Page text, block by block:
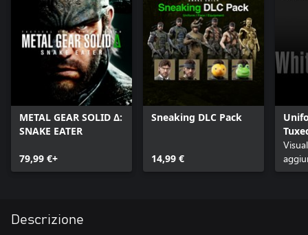
METAL GEAR SOLID Δ:
SNAKE EATER
79,99 €+
Sneaking DLC Pack
14,99 €
Descrizione